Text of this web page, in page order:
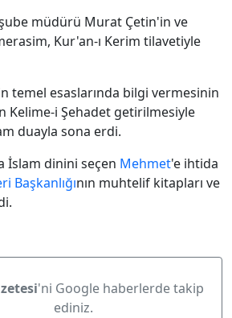
müdürü Murat Çetin'in ve
Kur'an-ı Kerim tilavetiyle
temel esaslarında bilgi vermesinin
Kelime-i Şehadet getirilmesiyle
duayla sona erdi.
İslam dinini seçen Mehmet'e ihtida
Başkanlığının muhtelif kitapları ve
'ni Google haberlerde takip
ediniz.